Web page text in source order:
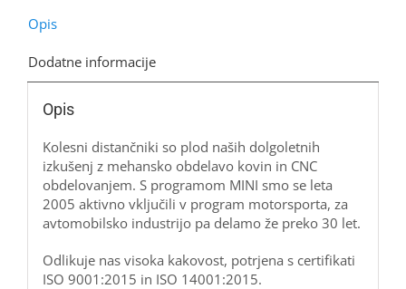
Opis
Dodatne informacije
Opis
Kolesni distančniki so plod naših dolgoletnih
izkušenj z mehansko obdelavo kovin in CNC
obdelovanjem. S programom MINI smo se leta
2005 aktivno vključili v program motorsporta, za
avtomobilsko industrijo pa delamo že preko 30 let.
Odlikuje nas visoka kakovost, potrjena s certifikati
ISO 9001:2015 in ISO 14001:2015.